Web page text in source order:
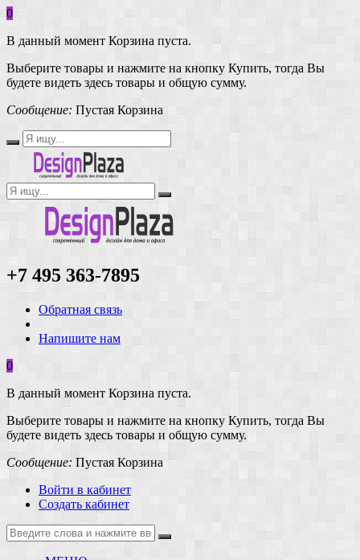
0
В данный момент Корзина пуста.
Выберите товары и нажмите на кнопку Купить, тогда Вы
будете видеть здесь товары и общую сумму.
Сообщение: Пустая Корзина
+7 495 363-7895
Обратная связь
Напишите нам
0
В данный момент Корзина пуста.
Выберите товары и нажмите на кнопку Купить, тогда Вы
будете видеть здесь товары и общую сумму.
Сообщение: Пустая Корзина
Войти в кабинет
Создать кабинет